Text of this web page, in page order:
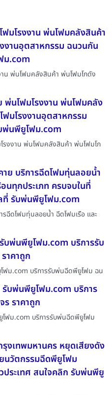
มโรงงาน พ่นโฟมคลังสินค้า
งานอุตสาหกรรม ฉนวนกัน
ม.com
น พ่นโฟมคลังสินค้า พ่นโฟมโกดัง
นโฟมโรงงาน พ่นโฟมคลัง
มโรงงานอุตสาหกรรม
พ่นพียูโฟม.com
งงาน พ่นโฟมคลังสินค้า พ่นโฟมโก
ย บริการฉีดโฟมทุ่นลอยน้ำ
นทุกประเภท ครบจบในที่
ที่ รับพ่นพียูโฟม.com
ฉีดโฟมทุ่นลอยน้ำ ฉีดโฟมเรือ และ
บพ่นพียูโฟม.com บริการรับ
าคาถูก
ฟม.com บริการรับพ่นฉีดพียูโฟม ฉน
บพ่นพียูโฟม.com บริการ
ราคาถูก
ฟม.com บริการรับพ่นฉีดพียูโฟม
งเทพมหานคร หยุดเสียงดัง
นวัตกรรมฉีดพียูโฟม
ระเทศ สนใจคลิก รับพ่นพียู